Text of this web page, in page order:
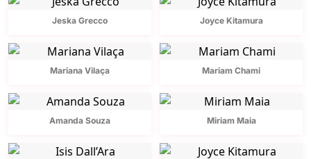
Jeska Grecco Joyce Kitamura
Mariana Vilaça Mariam Chami
Amanda Souza Miriam Maia